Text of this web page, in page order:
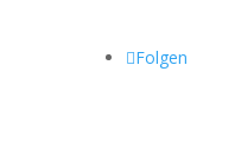
Folgen